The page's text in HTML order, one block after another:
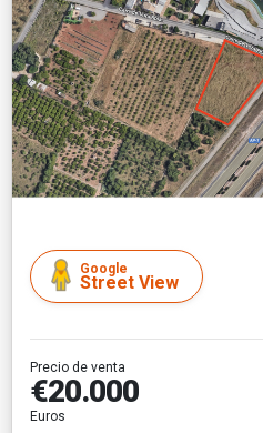
Google
Street View
Precio de venta
€20.000
Euros